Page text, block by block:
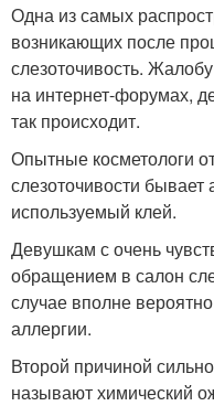
Одна из самых
возникающих после
слезоточивость.
на интернет-форумах,
так происходит.
Опытные косметологи
слезоточивости бывает
используемый клей.
Девушкам с очень
обращением в салон
случае вполне
аллергии.
Второй причиной
называют химический